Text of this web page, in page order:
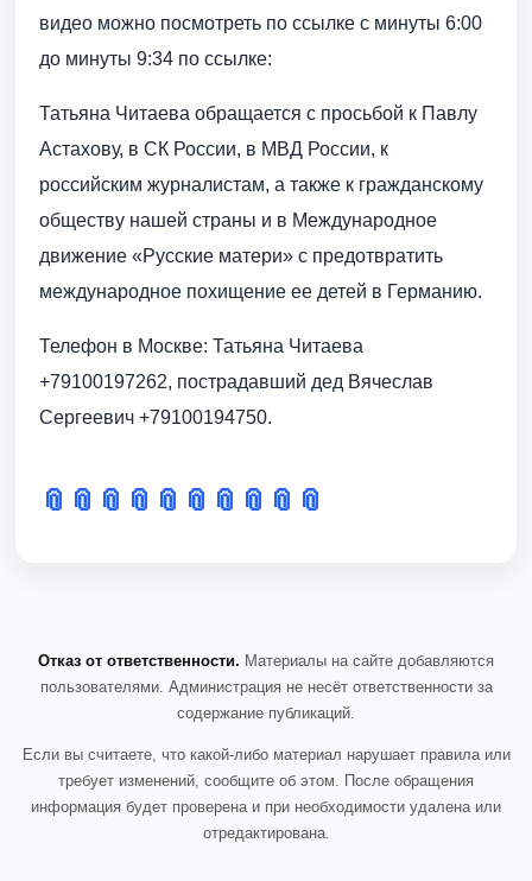
видео можно посмотреть по ссылке с минуты 6:00
до минуты 9:34 по ссылке:
Татьяна Читаева обращается с просьбой к Павлу
Астахову, в СК России, в МВД России, к
российским журналистам, а также к гражданскому
обществу нашей страны и в Международное
движение «Русские матери» с предотвратить
международное похищение ее детей в Германию.
Телефон в Москве: Татьяна Читаева
+79100197262, пострадавший дед Вячеслав
Сергеевич +79100194750.
📎 📎 📎 📎 📎 📎 📎 📎 📎 📎
Отказ от ответственности. Материалы на сайте добавляются
пользователями. Администрация не несёт ответственности за
содержание публикаций.
Если вы считаете, что какой-либо материал нарушает правила или
требует изменений, сообщите об этом. После обращения
информация будет проверена и при необходимости удалена или
отредактирована.